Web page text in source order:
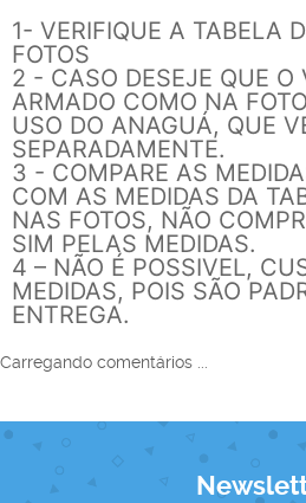
1- VERIFIQUE A TABELA
FOTOS
2 - CASO DESEJE QUE O
ARMADO COMO NA
USO DO ANAGUÁ, QUE
SEPARADAMENTE.
3 - COMPARE AS
COM AS MEDIDAS DA
NAS FOTOS, NÃO
SIM PELAS MEDIDAS.
4 – NÃO É POSSIVEL,
MEDIDAS, POIS SÃO
ENTREGA.
Carregando comentários ...